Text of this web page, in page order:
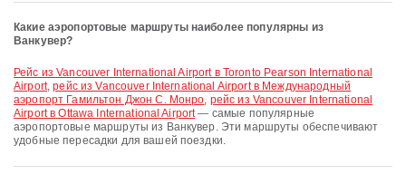
Какие аэропортовые маршруты наиболее популярны из
Ванкувер?
рейс из Vancouver International Airport в Toronto Pearson International
Airport,рейс из Vancouver International Airport в Международный
аэропорт Гамильтон Джон С. Монро, рейс из Vancouver International
Airport в Ottawa International Airport— самые популярные
аэропортовые маршруты из Ванкувер. Эти маршруты обеспечивают
удобные пересадки для вашей поездки.